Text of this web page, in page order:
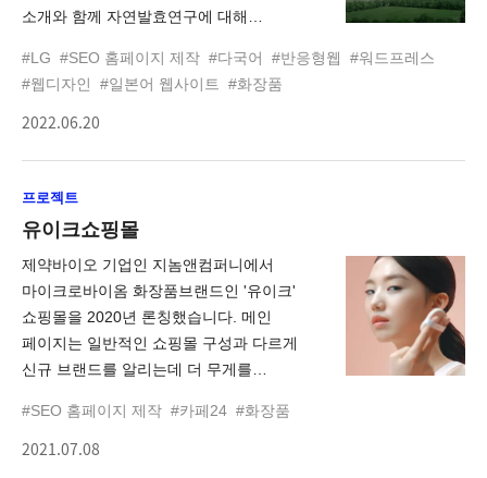
소개와 함께 자연발효연구에 대해
특성과 센터라는 공간적 특수성을 온라인
공간으로 구조화해 차분하고 정중하게
안내합니다. 마이크로바이옴 센터의 공간을
나아갈 방향에 대해 전달되도록 하는 것에
초점을 두었습니다.
#LG #SEO 홈페이지 제작 #다국어 #반응형웹
#워드프레스
#웹디자인
#일본어 웹사이트 #화장품
2022.06.20
프로젝트
유이크쇼핑몰
제약바이오 기업인 지놈앤컴퍼니에서
마이크로바이옴 화장품브랜드인 '유이크'
쇼핑몰을 2020년 론칭했습니다. 메인
페이지는 일반적인 쇼핑몰 구성과 다르게
신규 브랜드를 알리는데 더 무게를
파우더 인 에센스 제품의 제형을 형상화,
모션이 들어간 입자 형태로 표현했으며,
#SEO 홈페이지 제작 #카페24 #화장품
2021.07.08